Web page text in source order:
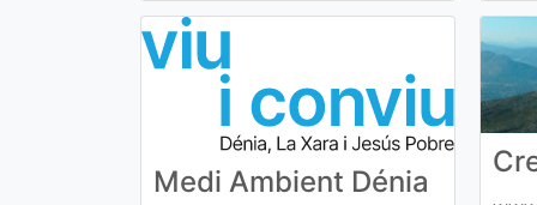
Medi Ambient Dénia